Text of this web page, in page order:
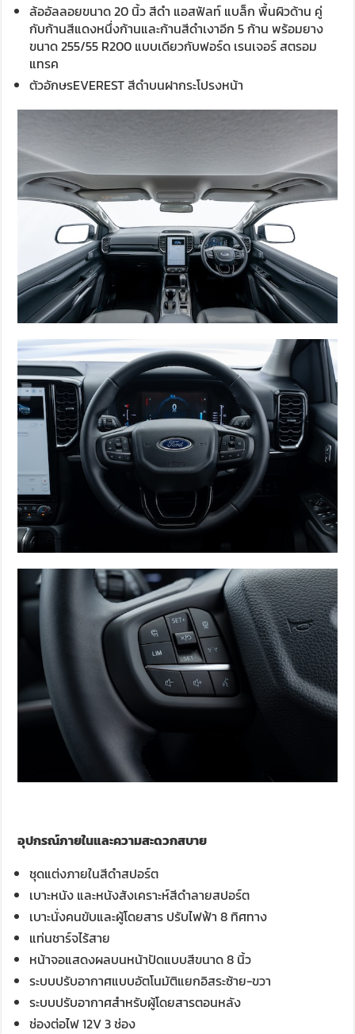
ล้ออัลลอยขนาด 20 นิ้ว สีดำ แอสฟัลท์ แบล็ก พื้นผิวด้าน คู่
กับก้านสีแดงหนึ่งก้านและก้านสีดำเงาอีก 5 ก้าน พร้อมยาง
ขนาด 255/55 R200 แบบเดียวกับฟอร์ด เรนเจอร์ สตรอม
แทรค
ตัวอักษรEVEREST สีดำบนฝากระโปรงหน้า
อุปกรณ์ภายในและความสะดวกสบาย
ชุดแต่งภายในสีดำสปอร์ต
เบาะหนัง และหนังสังเคราะห์สีดำลายสปอร์ต
เบาะนั่งคนขับและผู้โดยสาร ปรับไฟฟ้า 8 ทิศทาง
แท่นชาร์จไร้สาย
หน้าจอแสดงผลบนหน้าปัดแบบสีขนาด 8 นิ้ว
ระบบปรับอากาศแบบอัตโนมัติแยกอิสระซ้าย-ขวา
ระบบปรับอากาศสำหรับผู้โดยสารตอนหลัง
ช่องต่อไฟ 12V 3 ช่อง